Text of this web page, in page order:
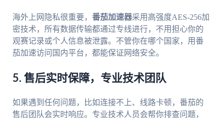
海外上网隐私很重要， 番茄加速器采用高强度AES-256加
密技术，所有数据传输都通过专线进行，不用担心你的
观赛记录或个人信息被泄露。不管你在哪个国家，用番
茄加速访问国内平台，都能保证网络安全。
5. 售后实时保障，专业技术团队
如果遇到任何问题，比如连接不上、线路卡顿，番茄的
售后团队会实时响应。专业技术人员会帮你排查问题，